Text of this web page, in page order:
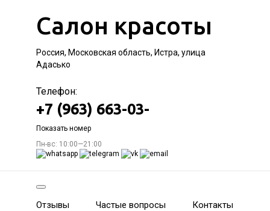
Салон красоты
Россия, Московская область, Истра, улица
Адасько
Телефон:
+7 (963) 663-03-
Показать номер
Пн-вс: 10:00—21:00
Отзывы Частые вопросы Контакты